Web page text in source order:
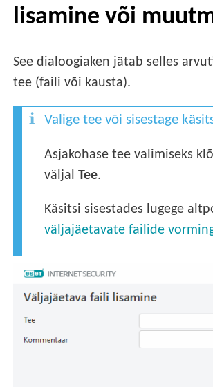
lisamine või
See dialoogiaken jätab selles
tee (faili või kausta).
Valige tee või sisestage
Asjakohase tee valimiseks
väljalTee.
Käsitsi sisestades lugege
väljajäetavate failide